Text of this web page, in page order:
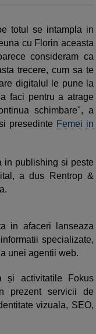
totul se intampla in
cu Florin aceasta
consideram ca
trecere, cum sa te
digitalul le pune la
faci pentru a atrage
schimbare", a
presedinte Femei in
in publishing si peste
a dus Rentrop &
in afaceri lanseaza
specializate,
unei agentii web.
și activitatile Fokus
prezent servicii de
vizuala, SEO,